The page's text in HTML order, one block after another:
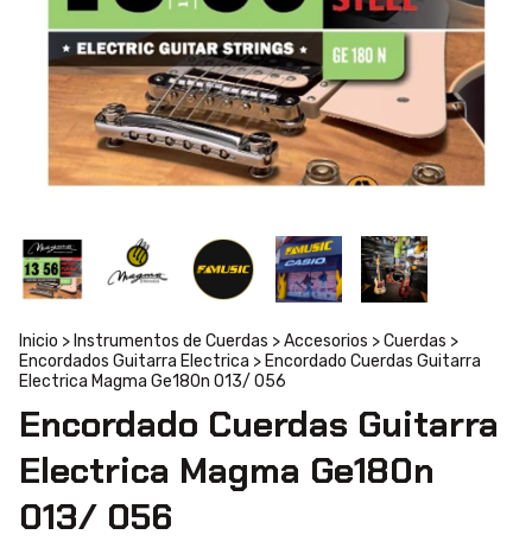
Inicio > Instrumentos de Cuerdas >Accesorios >Cuerdas >
Encordados Guitarra Electrica > Encordado Cuerdas Guitarra
Electrica Magma Ge180n 013/ 056
Encordado Cuerdas Guitarra
Electrica Magma Ge180n
013/ 056